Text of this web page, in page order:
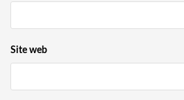
Site web